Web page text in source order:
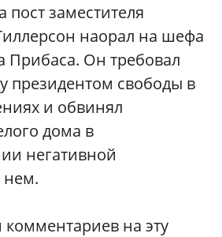
пост заместителя
наорал на шефа
Прибаса. Он требовал
президентом свободы в
и обвинял
дома в
негативной
на эту